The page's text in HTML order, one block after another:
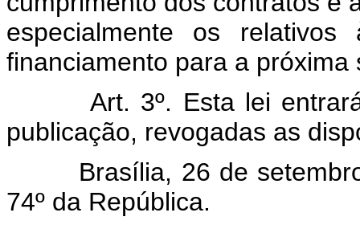
especialmente os
financiamento para a próxima
Art. 3º. Esta lei entrará
publicação, revogadas as
Brasília, 26 de setembro
74º da República.